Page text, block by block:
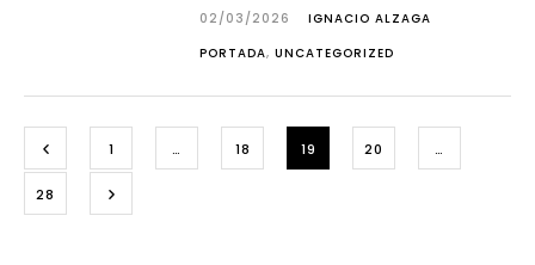
02/03/2026
IGNACIO ALZAGA
PORTADA, UNCATEGORIZED
1 … 18 19 20 …
28